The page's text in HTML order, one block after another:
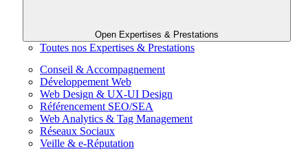
Open Expertises & Prestations
Toutes nos Expertises & Prestations
Conseil & Accompagnement
Développement Web
Web Design & UX-UI Design
Référencement SEO/SEA
Web Analytics & Tag Management
Réseaux Sociaux
Veille & e-Réputation